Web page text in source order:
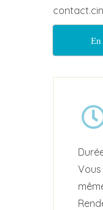
En